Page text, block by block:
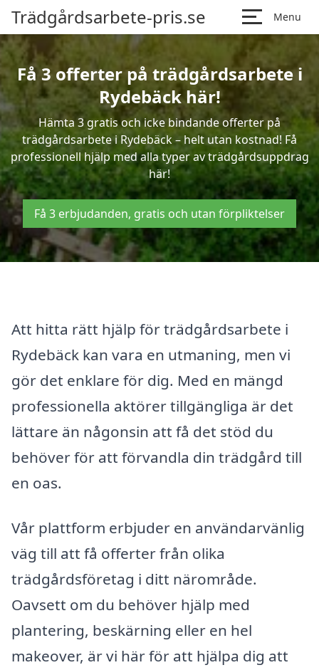
Trädgårdsarbete-pris.se Menu
Få 3 offerter på trädgårdsarbete i
Rydebäck här!
Hämta 3 gratis och icke bindande offerter på
trädgårdsarbete i Rydebäck – helt utan kostnad! Få
professionell hjälp med alla typer av trädgårdsuppdrag
här!
Få 3 erbjudanden, gratis och utan förpliktelser
Att hitta rätt hjälp för trädgårdsarbete i
Rydebäck kan vara en utmaning, men vi
gör det enklare för dig. Med en mängd
professionella aktörer tillgängliga är det
lättare än någonsin att få det stöd du
behöver för att förvandla din trädgård till
en oas.
Vår plattform erbjuder en användarvänlig
väg till att få offerter från olika
trädgårdsföretag i ditt närområde.
Oavsett om du behöver hjälp med
plantering, beskärning eller en hel
makeover, är vi här för att hjälpa dig att